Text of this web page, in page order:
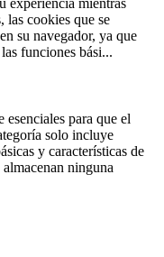
experiencia mientras
las cookies que se
su navegador, ya que
funciones bási...
esenciales para que el
solo incluye
y características de
ninguna